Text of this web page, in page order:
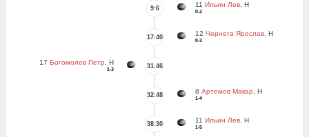
11 Ильин Лев , Н
0-2
9:6
12 Чернега Ярослав , Н
0-3
17:40
17 Богомолов Петр , Н
1-3 31:46
8 Артемов Макар , Н
1-4
32:48
11 Ильин Лев , Н
1-5
38:30